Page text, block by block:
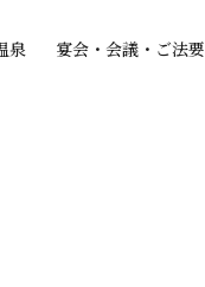
泉 宴会・会議・ご法要